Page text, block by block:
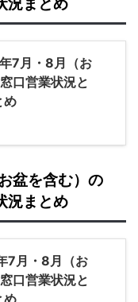
況まとめ
7月・8月（お
口営業状況と
め
盆を含む）の
況まとめ
7月・8月（お
口営業状況と